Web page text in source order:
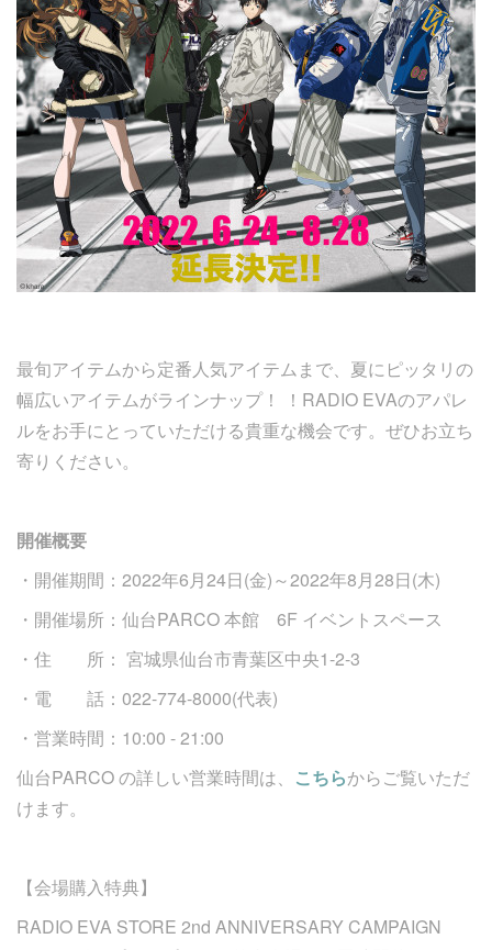
最旬アイテムから定番人気アイテムまで、夏にピッタリの
幅広いアイテムがラインナップ！ ！RADIO EVAのアパレ
ルをお手にとっていただける貴重な機会です。ぜひお立ち
寄りください。
開催概要
・開催期間：2022年6月24日(金)～2022年8月28日(木)
・開催場所：仙台PARCO 本館 6F イベントスペース
・住 所： 宮城県仙台市青葉区中央1-2-3
・電 話：022-774-8000(代表)
・営業時間：10:00 - 21:00
仙台PARCO の詳しい営業時間は、 こちらからご覧いただ
けます。
【会場購入特典】
RADIO EVA STORE 2nd ANNIVERSARY CAMPAIGN